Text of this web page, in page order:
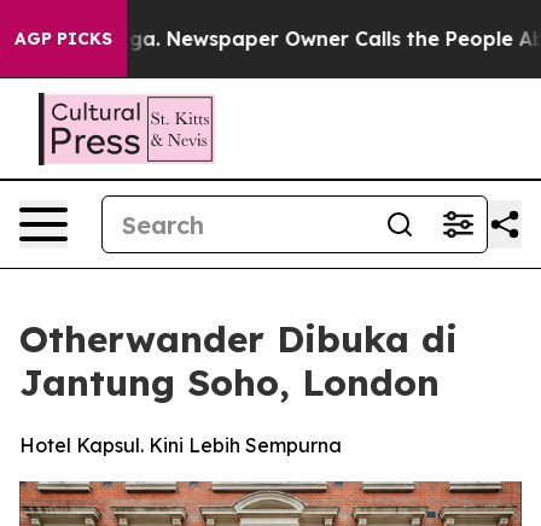
AGP PICKSNewspaper Owner Calls the People Abruptly
Otherwander Dibuka di
Jantung Soho, London
Hotel Kapsul. Kini Lebih Sempurna